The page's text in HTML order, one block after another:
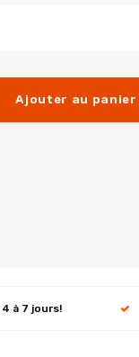
Ajouter au panier
à 7 jours!